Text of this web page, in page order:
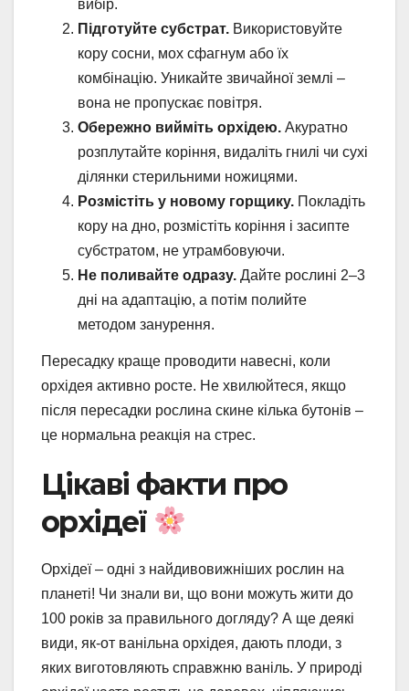
вибір.
Підготуйте субстрат. Використовуйте
кору сосни, мох сфагнум або їх
комбінацію. Уникайте звичайної землі –
вона не пропускає повітря.
Обережно вийміть орхідею. Акуратно
розплутайте коріння, видаліть гнилі чи сухі
ділянки стерильними ножицями.
Розмістіть у новому горщику. Покладіть
кору на дно, розмістіть коріння і засипте
субстратом, не утрамбовуючи.
Не поливайте одразу. Дайте рослині 2–3
дні на адаптацію, а потім полийте
методом занурення.
Пересадку краще проводити навесні, коли
орхідея активно росте. Не хвилюйтеся, якщо
після пересадки рослина скине кілька бутонів –
це нормальна реакція на стрес.
Цікаві факти про
орхідеї
Орхідеї – одні з найдивовижніших рослин на
планеті! Чи знали ви, що вони можуть жити до
100 років за правильного догляду? А ще деякі
види, як-от ванільна орхідея, дають плоди, з
яких виготовляють справжню ваніль. У природі